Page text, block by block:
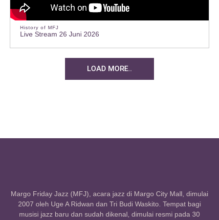
History of MFJ
Live Stream 26 Juni 2026
LOAD MORE..
Margo Friday Jazz (MFJ), acara jazz di Margo City Mall, dimulai
2007 oleh Uge A Ridwan dan Tri Budi Waskito. Tempat bagi
musisi jazz baru dan sudah dikenal, dimulai resmi pada 30